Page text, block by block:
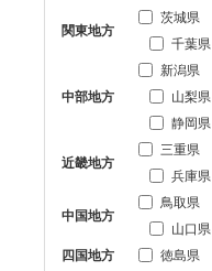
関東地方
茨城県
千葉県
中部地方
新潟県
山梨県
静岡県
近畿地方
三重県
兵庫県
中国地方
鳥取県
山口県
四国地方
徳島県